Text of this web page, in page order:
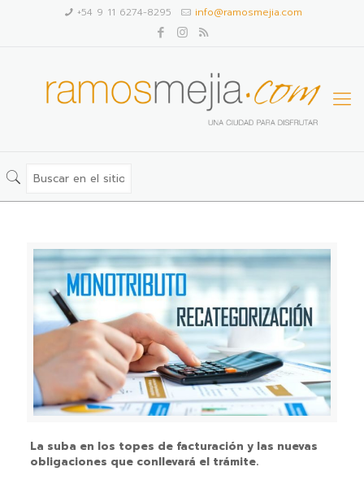
+54 9 11 6274-8295 info@ramosmejia.com
La suba en los topes de facturación y las nuevas
obligaciones que conllevará el trámite.